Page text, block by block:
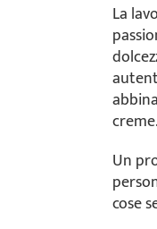
La
creme.
Un
cose